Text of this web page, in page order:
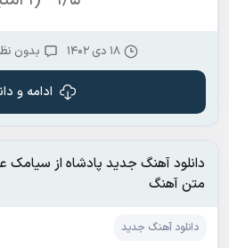
۱۸ دی ۱۴۰۲ بدون
ادامه و
دانلود آهنگ جدید پادشاه از سیامک
متن آهنگ
دانلود آهنگ جدید